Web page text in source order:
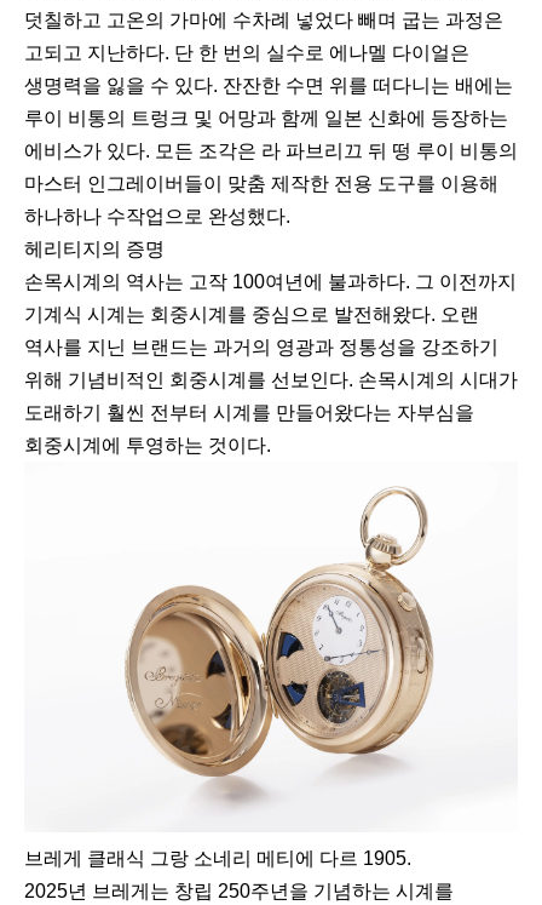
덧칠하고 고온의 가마에 수차례 넣었다 빼며 굽는 과정은
고되고 지난하다. 단 한 번의 실수로 에나멜 다이얼은
생명력을 잃을 수 있다. 잔잔한 수면 위를 떠다니는 배에는
루이 비통의 트렁크 및 어망과 함께 일본 신화에 등장하는
에비스가 있다. 모든 조각은 라 파브리끄 뒤 떵 루이 비통의
마스터 인그레이버들이 맞춤 제작한 전용 도구를 이용해
하나하나 수작업으로 완성했다.
헤리티지의 증명
손목시계의 역사는 고작 100여년에 불과하다. 그 이전까지
기계식 시계는 회중시계를 중심으로 발전해왔다. 오랜
역사를 지닌 브랜드는 과거의 영광과 정통성을 강조하기
위해 기념비적인 회중시계를 선보인다. 손목시계의 시대가
도래하기 훨씬 전부터 시계를 만들어왔다는 자부심을
회중시계에 투영하는 것이다.
브레게 클래식 그랑 소네리 메티에 다르 1905.
2025년 브레게는 창립 250주년을 기념하는 시계를